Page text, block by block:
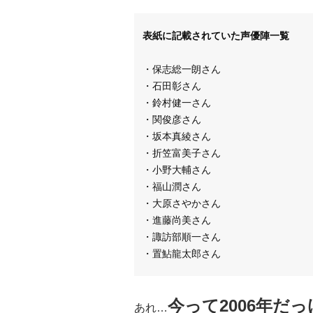
表紙に記載されていた声優陣一覧
・保志総一朗さん
・石田彰さん
・鈴村健一さん
・関俊彦さん
・坂本真綾さん
・折笠富美子さん
・小野大輔さん
・福山潤さん
・大原さやかさん
・進藤尚美さん
・諏訪部順一さん
・置鮎龍太郎さん
あれ…今って2006年だ